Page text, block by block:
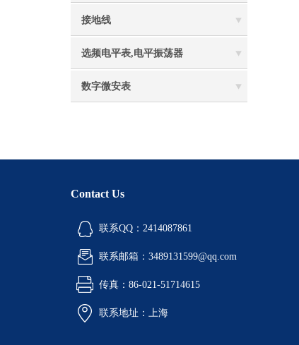
接地线
选频电平表,电平振荡器
数字微安表
Contact Us
联系QQ：2414087861
联系邮箱：3489131599@qq.com
传真：86-021-51714615
联系地址：上海